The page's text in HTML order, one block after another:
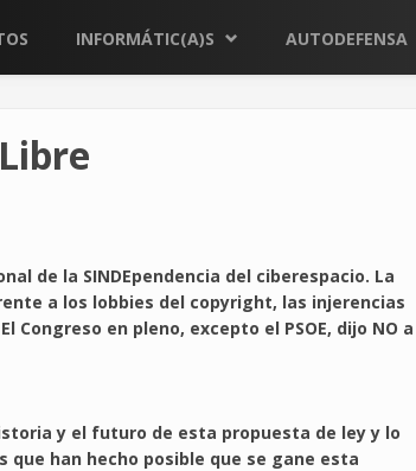
INFORMÁTIC(A)S AUTODEFENSA
de la SINDEpendencia del ciberespacio. La
a los lobbies del copyright, las injerencias
en pleno, excepto el PSOE, dijo NO a
y el futuro de esta propuesta de ley y lo
han hecho posible que se gane esta